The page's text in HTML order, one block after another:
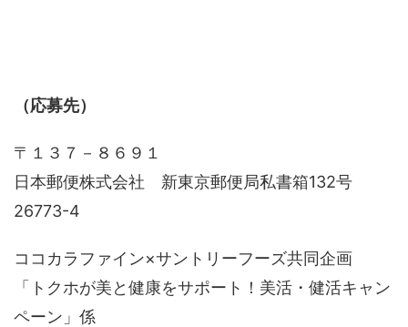
（応募先）
〒１３７－８６９１
日本郵便株式会社 新東京郵便局私書箱132号
26773-4
ココカラファイン×サントリーフーズ共同企画
「トクホが美と健康をサポート！美活・健活キャン
ペーン」係